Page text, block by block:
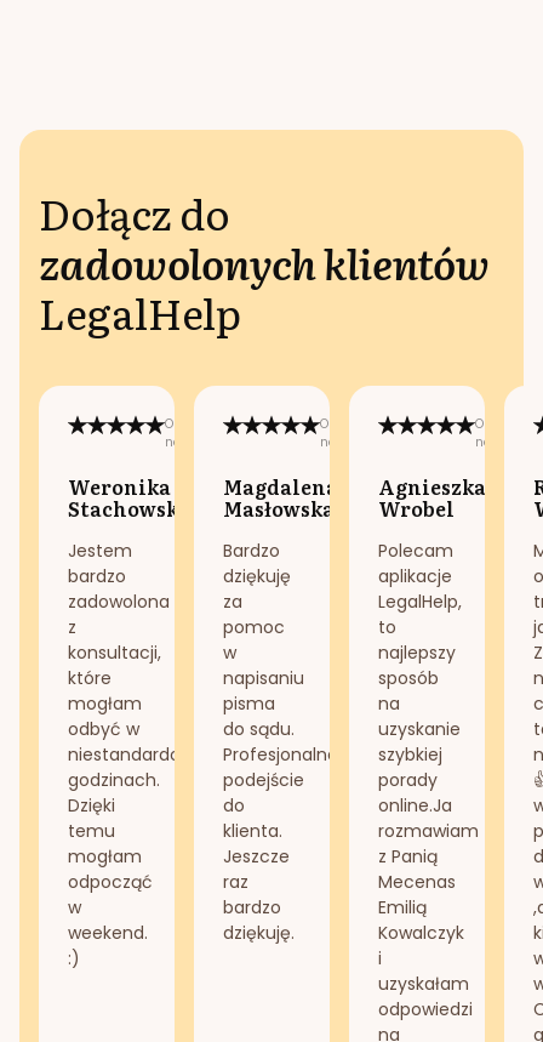
Dołącz do
zadowolonych klientów
LegalHelp
Opublikowano
na:
Weronika
Stachowska
Jestem
bardzo
zadowolona
z
konsultacji,
które
mogłam
odbyć w
niestandardowych
godzinach.
Dzięki
temu
mogłam
odpocząć
w
weekend.
:)
Opublikowano
na:
Magdalena
Masłowska
Bardzo
dziękuję
za
pomoc
w
napisaniu
pisma
do sądu.
Profesjonalne
podejście
do
klienta.
Jeszcze
raz
bardzo
dziękuję.
na:
Agnieszka
Wrobel
Polecam
aplikacje
LegalHelp,
to
najlepszy
sposób
na
uzyskanie
szybkiej
porady
online.Ja
rozmawiam
z Panią
Mecenas
Emilią
Kowalczyk
i
uzyskałam
odpowiedzi
na